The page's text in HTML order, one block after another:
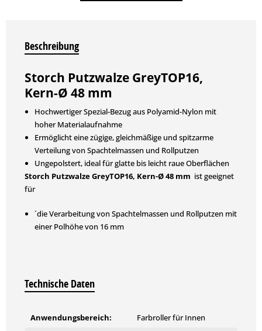
Beschreibung
Storch Putzwalze GreyTOP16,
Kern-Ø 48 mm
Hochwertiger Spezial-Bezug aus Polyamid-Nylon mit
hoher Materialaufnahme
Ermöglicht eine zügige, gleichmäßige und spitzarme
Verteilung von Spachtelmassen und Rollputzen
Ungepolstert, ideal für glatte bis leicht raue Oberflächen
Storch Putzwalze GreyTOP16, Kern-Ø 48 mm ist geeignet
für
´die Verarbeitung von Spachtelmassen und Rollputzen mit
einer Polhöhe von 16 mm
Technische Daten
Anwendungsbereich:
Farbroller für Innen